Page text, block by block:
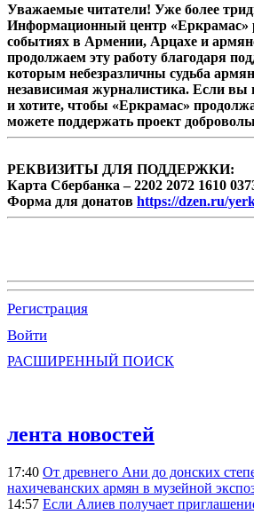
Уважаемые читатели! Уже более
Информационный центр «Еркрамас»
событиях в Армении, Арцахе и
продолжаем эту работу благодаря
которым небезразличны судьба
независимая журналистика. Если вы
и хотите, чтобы «Еркрамас»
можете поддержать проект
РЕКВИЗИТЫ ДЛЯ ПОДДЕРЖКИ:
Карта Сбербанка – 2202 2072 1610
Форма для донатов https://dzen.ru/
Регистрация
Войти
РАСШИРЕННЫЙ ПОИСК
лента новостей
17:40 От древнего Ани до донских
нахичеванских армян в музейной
14:57 Если Алиев получает